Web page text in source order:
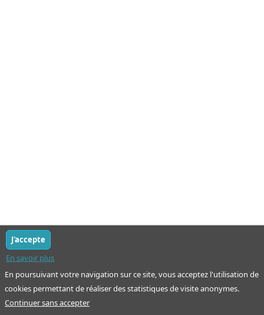
En poursuivant votre navigation sur ce site, vous acceptez l'utilisation de
cookies permettant de réaliser des statistiques de visite anonymes.
En savoir plus
J'accepte
Continuer sans accepter